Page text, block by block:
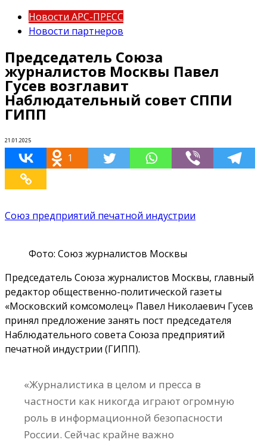
Новости АРС-ПРЕСС
Новости партнеров
Председатель Союза
журналистов Москвы Павел
Гусев возглавит
Наблюдательный совет СППИ
ГИПП
21.01.2025
1
Союз предприятий печатной индустрии
Фото: Союз журналистов Москвы
Председатель Союза журналистов Москвы, главный
редактор общественно-политической газеты
«Московский комсомолец» Павел Николаевич Гусев
принял предложение занять пост председателя
Наблюдательного совета Союза предприятий
печатной индустрии (ГИПП).
«Журналистика в целом и пресса в
частности как никогда играют огромную
роль в информационной безопасности
России. Сейчас крайне важно